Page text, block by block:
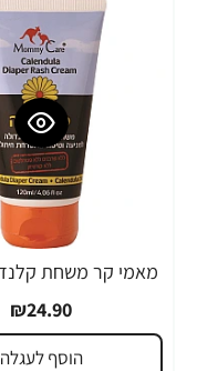
₪24.90
הוסף לעגלה